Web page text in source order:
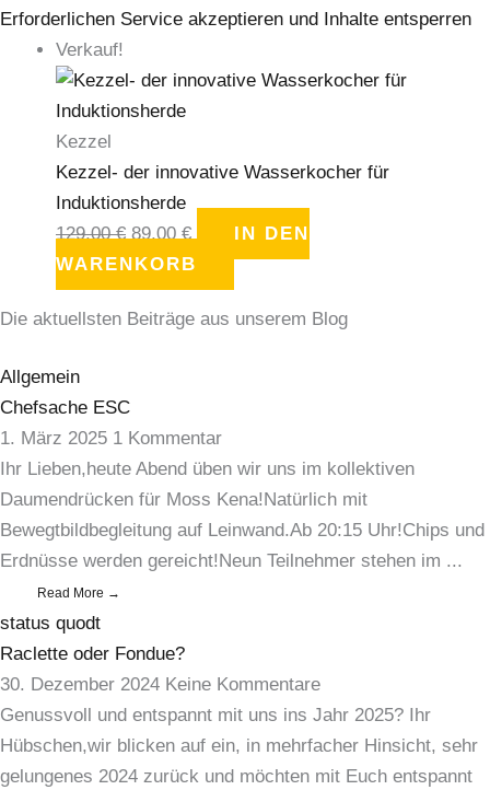
Erforderlichen Service akzeptieren und Inhalte entsperren
Verkauf!
Kezzel
Kezzel- der innovative Wasserkocher für
Induktionsherde
129,00€ 89,00 €
IN DEN
WARENKORB
Die aktuellsten Beiträge aus unserem Blog
Allgemein
Chefsache ESC
1. März 2025 1 Kommentar
Ihr Lieben,heute Abend üben wir uns im kollektiven
Daumendrücken für Moss Kena!Natürlich mit
Bewegtbildbegleitung auf Leinwand.Ab 20:15 Uhr!Chips und
Erdnüsse werden gereicht!Neun Teilnehmer stehen im ...
Read More →
status quodt
Raclette oder Fondue?
30. Dezember 2024 Keine Kommentare
Genussvoll und entspannt mit uns ins Jahr 2025? Ihr
Hübschen,wir blicken auf ein, in mehrfacher Hinsicht, sehr
gelungenes 2024 zurück und möchten mit Euch entspannt